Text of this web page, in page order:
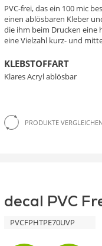
PVC-frei, das ein 100 mic
einen ablösbaren Kleber
die ihm beim Drucken
eine Vielzahl kurz- und
KLEBSTOFFART
Klares Acryl ablösbar
PRODUKTE
decal PVC
PVCFPHTPE70UVP